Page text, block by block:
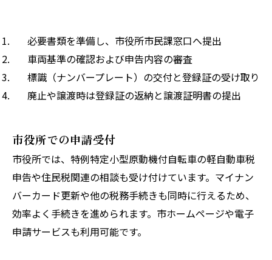
必要書類を準備し、市役所市民課窓口へ提出
車両基準の確認および申告内容の審査
標識（ナンバープレート）の交付と登録証の受け取り
廃止や譲渡時は登録証の返納と譲渡証明書の提出
市役所での申請受付
市役所では、特例特定小型原動機付自転車の軽自動車税
申告や住民税関連の相談も受け付けています。マイナン
バーカード更新や他の税務手続きも同時に行えるため、
効率よく手続きを進められます。市ホームページや電子
申請サービスも利用可能です。